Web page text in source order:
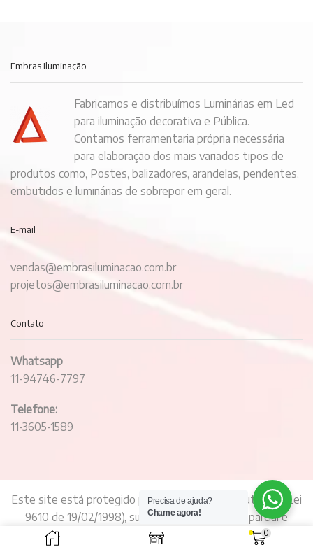
Embras Iluminação
Fabricamos e distribuímos Luminárias em Led
para iluminação decorativa e Pública.
Contamos ferramentaria própria necessária
para elaboração dos mais variados tipos de
produtos como, Postes, balizadores, arandelas, pendentes,
embutidos e luminárias de sobrepor em geral.
E-mail
vendas@embrasiluminacao.com.br
projetos@embrasiluminacao.com.br
Contato
Whatsapp
11-94746-7797
Telefone:
11-3605-1589
Este site está protegido pela Lei de Direitos Autorais. (Lei
9610 de 19/02/1998), sua reprodução total ou parcial é
proibida nos termos da Lei.
0
Precisa de ajuda?
Chame agora!